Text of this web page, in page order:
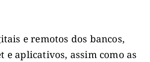
e remotos dos bancos,
e aplicativos, assim como as